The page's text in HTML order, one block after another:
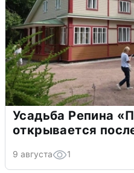
Усадьба Репина
открывается
9 августа 1